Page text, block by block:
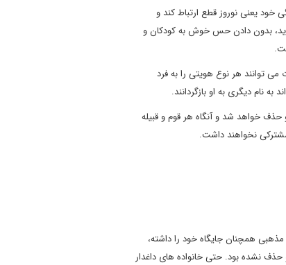
یعنی نوروز قطع ارتباط کند و
بدون دادن حس خوش به کودکان و
توانند هر نوع هویتی را به فرد
نام دیگری به او بازگردانند.
حذف خواهد شد و آنگاه هر قوم و قبیله
نخواهند داشت.
همچنان جایگاه خود را داشته،
حذف نشده بود. حتی خانواده های داغدار